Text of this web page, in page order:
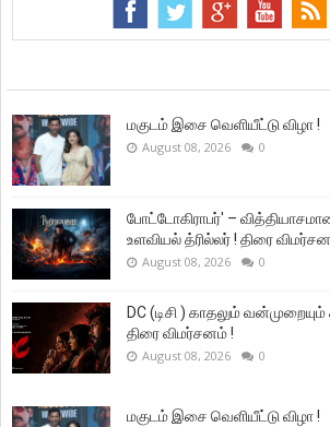
மகுடம் இசை வெளியீட்டு விழா !
August 08, 2026 0
போட்டோகிராபர்' –
உளவியல் த்ரில்லர் ! திரை
August 08, 2026 0
DC (டிசி ) காதலும்
திரை விமர்சனம் !
August 08, 2026 0
மகுடம் இசை வெளியீட்டு விழா !